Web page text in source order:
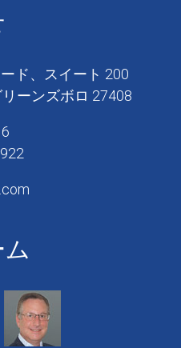
ド、スイート 200
ーンズボロ 27408